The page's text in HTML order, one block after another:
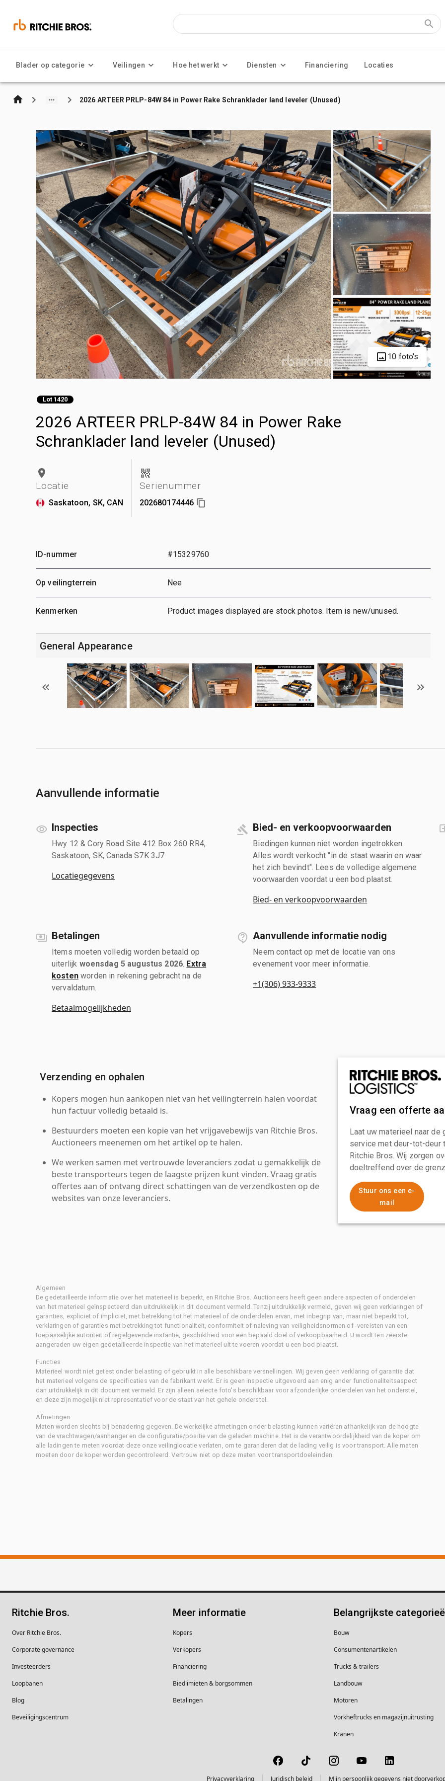
Blader op categorie Veilingen Hoe het werkt Diensten Financiering Locaties
2026 ARTEER PRLP-84W 84 in Power Rake Schranklader land leveler (Unused)
10 foto's
Lot 1420
2026 ARTEER PRLP-84W 84 in Power Rake
Schranklader land leveler (Unused)
Locatie
Saskatoon, SK, CAN
Serienummer
202680174446
ID-nummer #15329760
Op veilingterrein Nee
Kenmerken Product images displayed are stock photos. Item is new/unused.
General Appearance
Aanvullende informatie
Inspecties
Hwy 12 & Cory Road Site 412 Box 260 RR4,
Saskatoon, SK, Canada S7K 3J7
Locatiegegevens
Bied- en verkoopvoorwaarden
Biedingen kunnen niet worden ingetrokken.
Alles wordt verkocht "in de staat waarin en waar
het zich bevindt". Lees de volledige algemene
voorwaarden voordat u een bod plaatst.
Bied- en verkoopvoorwaarden
Betalingen
Items moeten volledig worden betaald op
uiterlijk woensdag 5 augustus 2026 Extra
kostenworden in rekening gebracht na de
vervaldatum.
Betaalmogelijkheden
Aanvullende informatie nodig
Neem contact op met de locatie van ons
evenement voor meer informatie.
+1(306) 933-9333
Verzending en ophalen
Kopers mogen hun aankopen niet van het veilingterrein halen voordat
hun factuur volledig betaald is.
Bestuurders moeten een kopie van het vrijgavebewijs van Ritchie Bros.
Auctioneers meenemen om het artikel op te halen.
We werken samen met vertrouwde leveranciers zodat u gemakkelijk de
beste transporteurs tegen de laagste prijzen kunt vinden. Vraag gratis
offertes aan of ontvang direct schattingen van de verzendkosten op de
websites van onze leveranciers.
Vraag een offerte
Laat uw materieel naar
service met deur-tot-deur
Ritchie Bros. Wij zorgen
doeltreffend over de
Stuur ons een e-
mail
Algemeen
De gedetailleerde informatie over het materieel is beperkt, en Ritchie Bros. Auctioneers heeft geen andere aspecten of onderdelen
van het materieel geïnspecteerd dan uitdrukkelijk in dit document vermeld. Tenzij uitdrukkelijk vermeld, geven wij geen verklaringen of
garanties, expliciet of impliciet, met betrekking tot het materieel of de onderdelen ervan, met inbegrip van, maar niet beperkt tot,
verklaringen of garanties met betrekking tot functionaliteit, conformiteit of naleving van veiligheidsnormen of -vereisten van een
toepasselijke autoriteit of regelgevende instantie, geschiktheid voor een bepaald doel of verkoopbaarheid. U wordt ten zeerste
aangeraden uw eigen gedetailleerde inspectie van het materieel uit te voeren voordat u een bod plaatst.
Functies
Materieel wordt niet getest onder belasting of gebruikt in alle beschikbare versnellingen. Wij geven geen verklaring of garantie dat
het materieel volgens de specificaties van de fabrikant werkt. Er is geen inspectie uitgevoerd aan enig ander functionaliteitsaspect
dan uitdrukkelijk in dit document vermeld. Er zijn alleen selecte foto's beschikbaar voor afzonderlijke onderdelen van het onderstel,
en deze zijn mogelijk niet representatief voor de staat van het gehele onderstel.
Afmetingen
Maten worden slechts bij benadering gegeven. De werkelijke afmetingen onder belasting kunnen variëren afhankelijk van de hoogte
van de vrachtwagen/aanhanger en de configuratie/positie van de geladen machine. Het is de verantwoordelijkheid van de koper om
alle ladingen te meten voordat deze onze veilinglocatie verlaten, om te garanderen dat de lading veilig is voor transport. Alle maten
moeten door de koper worden gecontroleerd. Vertrouw niet op deze maten voor transportdoeleinden.
Ritchie Bros.
Over Ritchie Bros.
Corporate governance
Investeerders
Loopbanen
Blog
Beveiligingscentrum
Meer informatie
Kopers
Verkopers
Financiering
Biedlimieten & borgsommen
Betalingen
Belangrijkste
Bouw
Consumentenartikelen
Trucks & trailers
Landbouw
Motoren
Vorkheftrucks en magazijnuitrusting
Kranen
Privacyverklaring Juridisch beleid Mijn persoonlijk gegevens niet